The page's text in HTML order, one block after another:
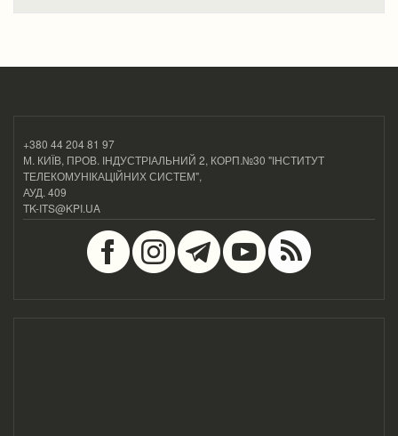
+380 44 204 81 97
М. КИЇВ, ПРОВ. ІНДУСТРІАЛЬНИЙ 2, КОРП.№30 "ІНСТИТУТ
ТЕЛЕКОМУНІКАЦІЙНИХ СИСТЕМ",
АУД. 409
TK-ITS@KPI.UA